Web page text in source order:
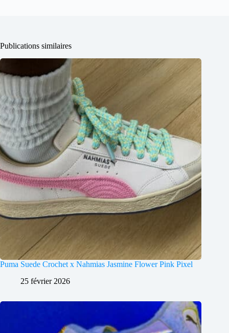
Publications similaires
Puma Suede Crochet x Nahmias Jasmine Flower Pink Pixel
25 février 2026